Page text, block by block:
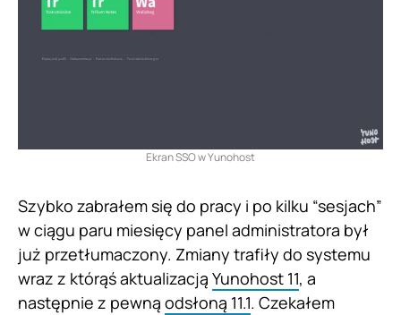
Ekran SSO w Yunohost
Szybko zabrałem się do pracy i po kilku “sesjach”
w ciągu paru miesięcy panel administratora był
już przetłumaczony. Zmiany trafiły do systemu
wraz z którąś aktualizacją Yunohost 11, a
następnie z pewną odsłoną 11.1. Czekałem